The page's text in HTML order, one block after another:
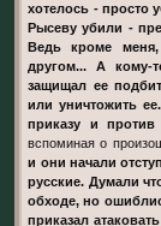
хотелось - просто
Рысеву убили -
Ведь кроме
другом... А кому-
защищал ее
или уничтожить
приказу и
вспоминая о
и они начали
русские. Думали
обходе, но
приказал